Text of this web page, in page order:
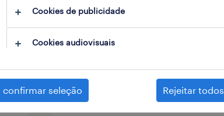
assistente de loja part-time
(m/f/x)
temporário
Cookies de publicidade
Cookies audiovisuais
confirmar seleção Rejeitar todos